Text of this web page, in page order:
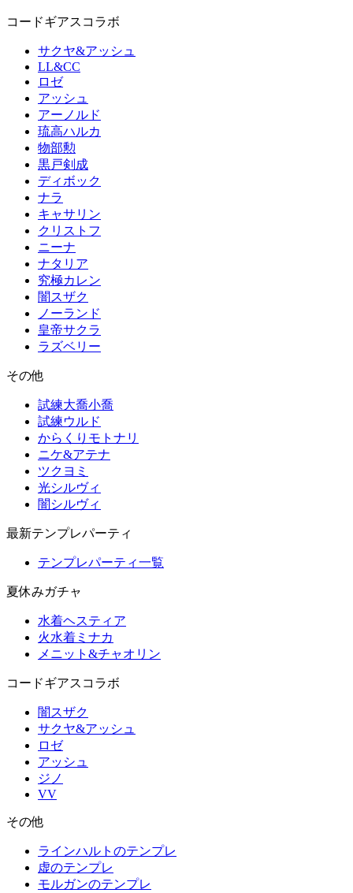
コードギアスコラボ
サクヤ&アッシュ
LL&CC
ロゼ
アッシュ
アーノルド
琉高ハルカ
物部勲
黒戸剣成
ディボック
ナラ
キャサリン
クリストフ
ニーナ
ナタリア
究極カレン
闇スザク
ノーランド
皇帝サクラ
ラズベリー
その他
試練大喬小喬
試練ウルド
からくりモトナリ
ニケ&アテナ
ツクヨミ
光シルヴィ
闇シルヴィ
最新テンプレパーティ
テンプレパーティ一覧
夏休みガチャ
水着ヘスティア
火水着ミナカ
メニット&チャオリン
コードギアスコラボ
闇スザク
サクヤ&アッシュ
ロゼ
アッシュ
ジノ
VV
その他
ラインハルトのテンプレ
虚のテンプレ
モルガンのテンプレ